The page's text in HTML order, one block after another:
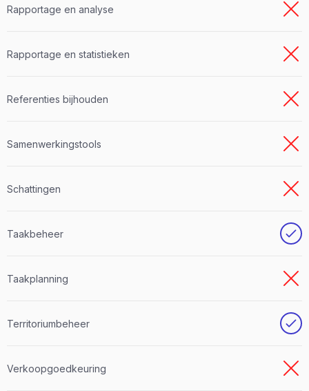
Rapportage en analyse
Rapportage en statistieken
Referenties bijhouden
Samenwerkingstools
Schattingen
Taakbeheer
Taakplanning
Territoriumbeheer
Verkoopgoedkeuring